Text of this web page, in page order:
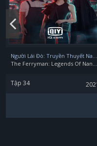
Tập 34